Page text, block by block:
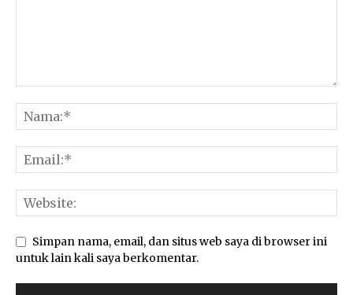
Simpan nama, email, dan situs web saya di browser ini
untuk lain kali saya berkomentar.